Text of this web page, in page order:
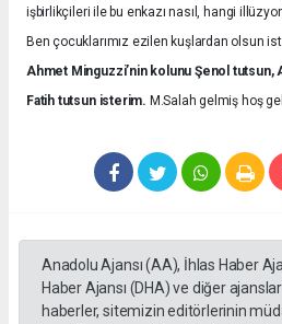
işbirlikçileri ile bu enkazı nasıl, hangi
Ben çocuklarımız ezilen kuşlardan olsun
Ahmet Minguzzi’nin kolunu Şenol tutsun,
Fatih tutsun isterim. M.Salah gelmiş hoş
Anadolu Ajansı (AA), İhlas Haber
Haber Ajansı (DHA) ve diğer
haberler, sitemizin editörlerinin